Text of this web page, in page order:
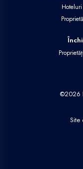
©2026
Site